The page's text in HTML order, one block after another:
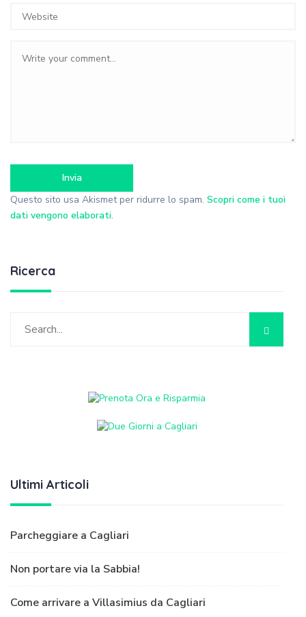
Questo sito usa Akismet per ridurre lo spam. Scopri come i tuoi
dati vengono elaborati.
Ricerca
Ultimi Articoli
Parcheggiare a Cagliari
Non portare via la Sabbia!
Come arrivare a Villasimius da Cagliari